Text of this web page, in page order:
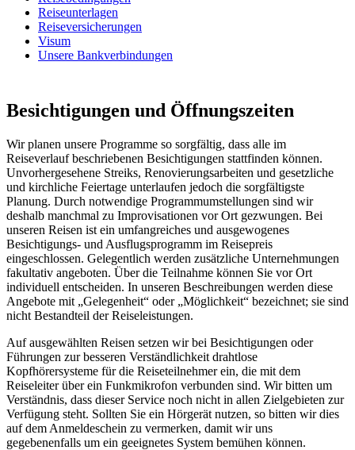
Reiseunterlagen
Reiseversicherungen
Visum
Unsere Bankverbindungen
Besichtigungen und Öffnungszeiten
Wir planen unsere Programme so sorgfältig, dass alle im
Reiseverlauf beschriebenen Besichtigungen stattfinden können.
Unvorhergesehene Streiks, Renovierungsarbeiten und gesetzliche
und kirchliche Feiertage unterlaufen jedoch die sorgfältigste
Planung. Durch notwendige Programmumstellungen sind wir
deshalb manchmal zu Improvisationen vor Ort gezwungen. Bei
unseren Reisen ist ein umfangreiches und ausgewogenes
Besichtigungs- und Ausflugsprogramm im Reisepreis
eingeschlossen. Gelegentlich werden zusätzliche Unternehmungen
fakultativ angeboten. Über die Teilnahme können Sie vor Ort
individuell entscheiden. In unseren Beschreibungen werden diese
Angebote mit „Gelegenheit“ oder „Möglichkeit“ bezeichnet; sie sind
nicht Bestandteil der Reiseleistungen.
Auf ausgewählten Reisen setzen wir bei Besichtigungen oder
Führungen zur besseren Verständlichkeit drahtlose
Kopfhörersysteme für die Reiseteilnehmer ein, die mit dem
Reiseleiter über ein Funkmikrofon verbunden sind. Wir bitten um
Verständnis, dass dieser Service noch nicht in allen Zielgebieten zur
Verfügung steht. Sollten Sie ein Hörgerät nutzen, so bitten wir dies
auf dem Anmeldeschein zu vermerken, damit wir uns
gegebenenfalls um ein geeignetes System bemühen können.